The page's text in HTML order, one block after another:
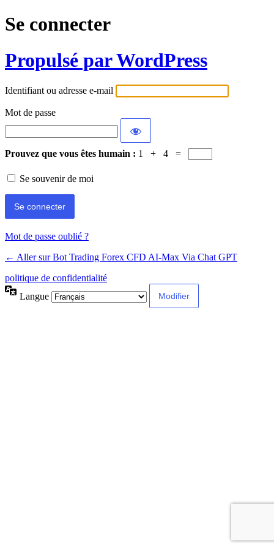
Se connecter
Propulsé par WordPress
Identifiant ou adresse e-mail
Mot de passe
Prouvez que vous êtes humain : 1 + 4 =
Se souvenir de moi
Mot de passe oublié ?
← Aller sur Bot Trading Forex CFD AI-Max Via Chat GPT
politique de confidentialité
Langue